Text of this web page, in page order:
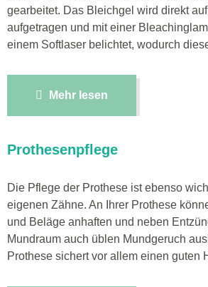
gearbeitet. Das Bleichgel wird direkt
aufgetragen und mit einer
einem Softlaser belichtet, wodurch
Mehr lesen
Prothesenpflege
Die Pflege der Prothese ist ebenso
eigenen Zähne. An Ihrer Prothese
und Beläge anhaften und neben
Mundraum auch üblen Mundgeruch
Prothese sichert vor allem einen guten